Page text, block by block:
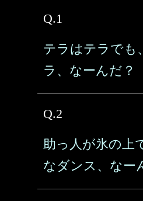
Q.1
テラはテラでも
ラ、なーんだ？
Q.2
助っ人が氷の上
なダンス、なー